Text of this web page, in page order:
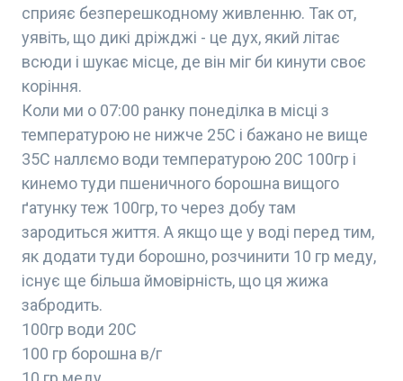
сприяє безперешкодному живленню. Так от,
уявіть, що дикі дріжджі - це дух, який літає
всюди і шукає місце, де він міг би кинути своє
коріння.
Коли ми о 07:00 ранку понеділка в місці з
температурою не нижче 25С і бажано не вище
35С наллємо води температурою 20С 100гр і
кинемо туди пшеничного борошна вищого
ґатунку теж 100гр, то через добу там
зародиться життя. А якщо ще у воді перед тим,
як додати туди борошно, розчинити 10 гр меду,
існує ще більша ймовірність, що ця жижа
забродить.
100гр води 20С
100 гр борошна в/г